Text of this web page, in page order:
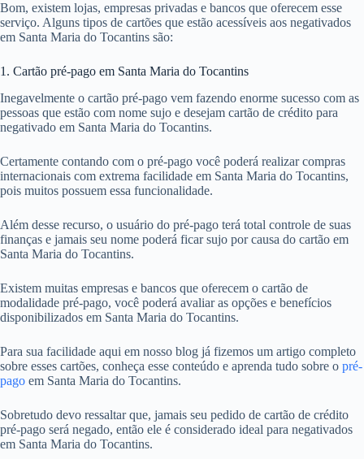
Bom, existem lojas, empresas privadas e bancos que oferecem esse
serviço. Alguns tipos de cartões que estão acessíveis aos negativados
em Santa Maria do Tocantins são:
1. Cartão pré-pago em Santa Maria do Tocantins
Inegavelmente o cartão pré-pago vem fazendo enorme sucesso com as
pessoas que estão com nome sujo e desejam cartão de crédito para
negativado em Santa Maria do Tocantins.
Certamente contando com o pré-pago você poderá realizar compras
internacionais com extrema facilidade em Santa Maria do Tocantins,
pois muitos possuem essa funcionalidade.
Além desse recurso, o usuário do pré-pago terá total controle de suas
finanças e jamais seu nome poderá ficar sujo por causa do cartão em
Santa Maria do Tocantins.
Existem muitas empresas e bancos que oferecem o cartão de
modalidade pré-pago, você poderá avaliar as opções e benefícios
disponibilizados em Santa Maria do Tocantins.
Para sua facilidade aqui em nosso blog já fizemos um artigo completo
sobre esses cartões, conheça esse conteúdo e aprenda tudo sobre o pré-
pago em Santa Maria do Tocantins.
Sobretudo devo ressaltar que, jamais seu pedido de cartão de crédito
pré-pago será negado, então ele é considerado ideal para negativados
em Santa Maria do Tocantins.